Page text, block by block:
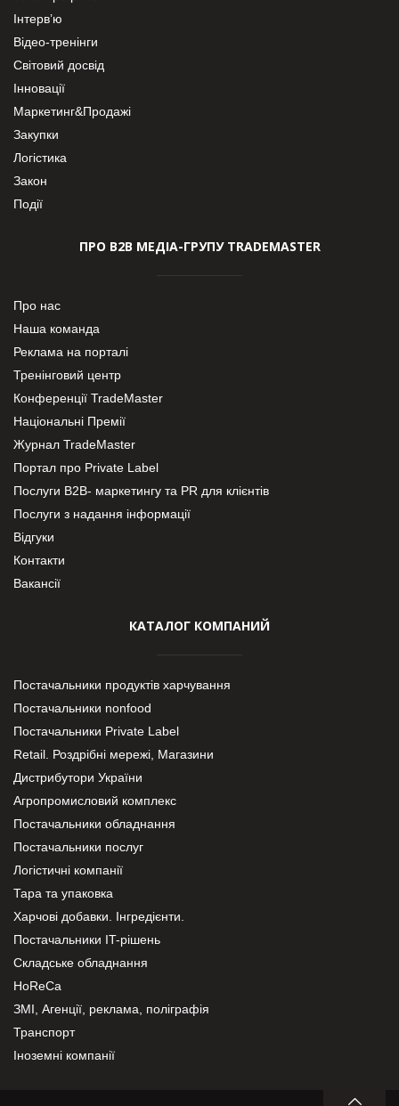
Інтерв’ю
Відео-тренінги
Світовий досвід
Інновації
Маркетинг&Продажі
Закупки
Логістика
Закон
Події
ПРО В2В МЕДІА-ГРУПУ TRADEMASTER
Про нас
Наша команда
Реклама на порталі
Тренінговий центр
Конференції TradeMaster
Національні Премії
Журнал TradeMaster
Портал про Private Label
Послуги В2В- маркетингу та PR для клієнтів
Послуги з надання інформації
Відгуки
Контакти
Вакансії
КАТАЛОГ КОМПАНИЙ
Постачальники продуктів харчування
Постачальники nonfood
Постачальники Private Label
Retail. Роздрібні мережі, Магазини
Дистрибутори України
Агропромисловий комплекс
Постачальники обладнання
Постачальники послуг
Логістичні компанії
Тара та упаковка
Харчові добавки. Інгредієнти.
Постачальники IT-рішень
Складське обладнання
HoReCa
ЗМІ, Агенції, реклама, поліграфія
Транспорт
Іноземні компанії